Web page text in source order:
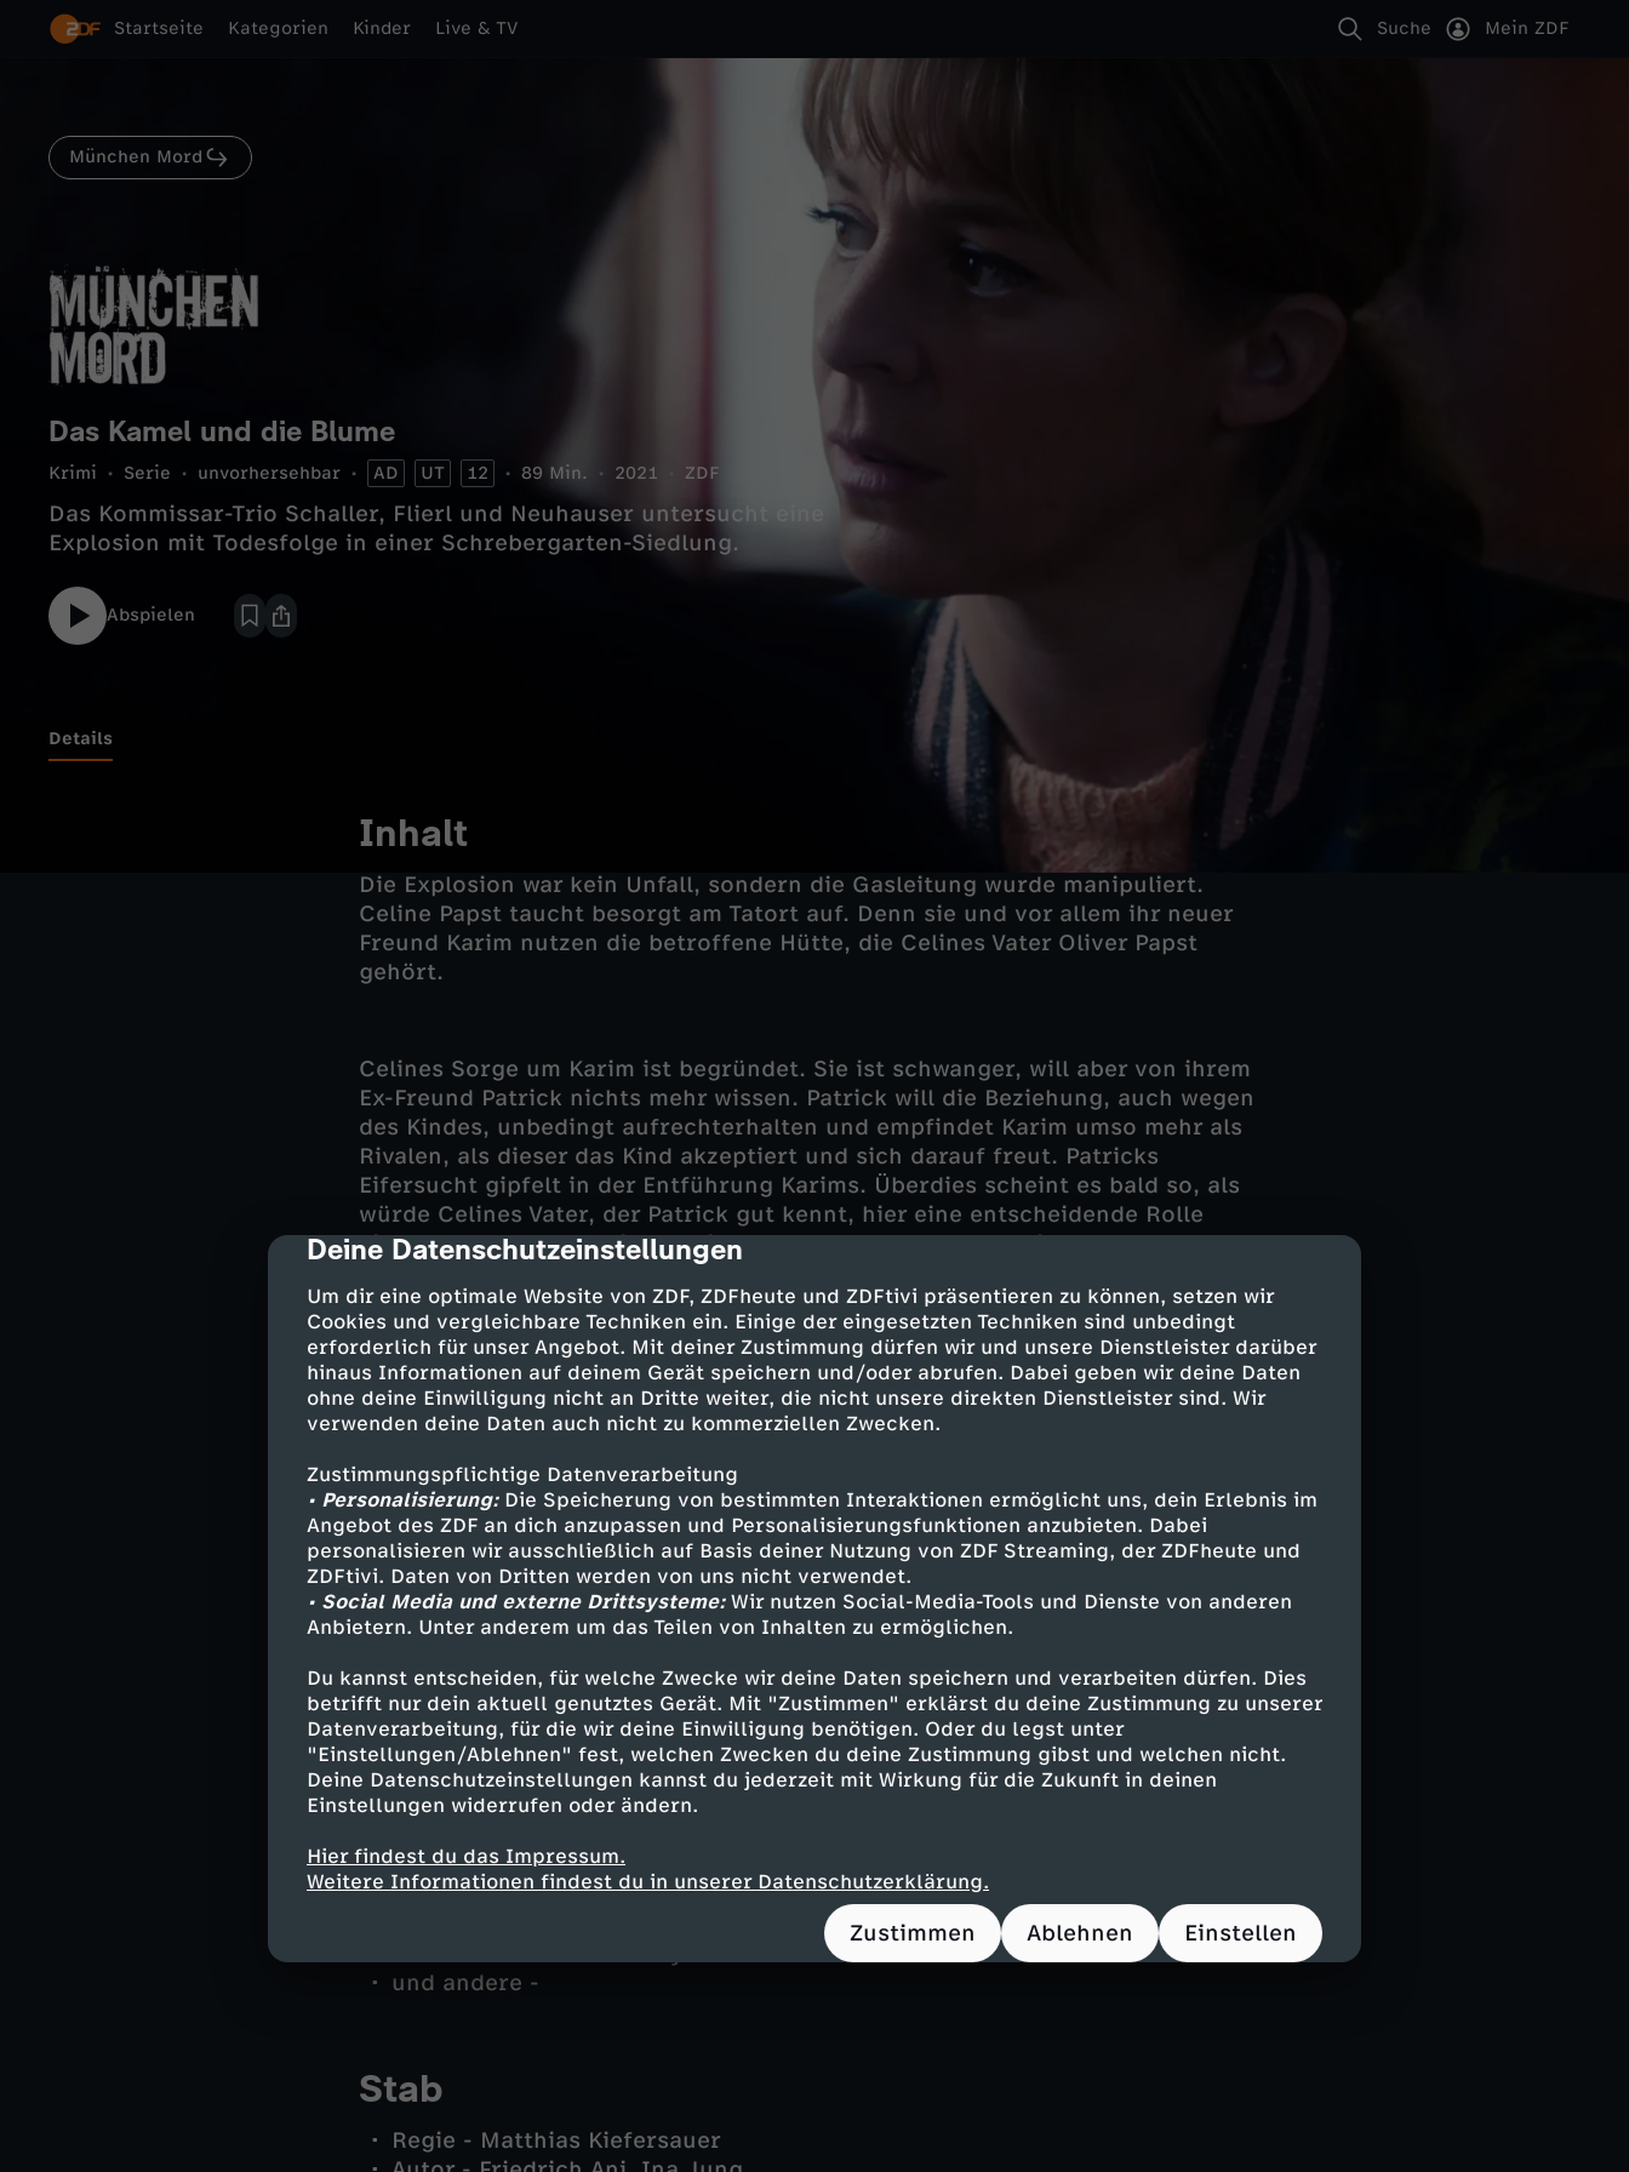
cmp-dialog-description
Deine Datenschutzeinstellungen
Um dir eine optimale Website von ZDF, ZDFheute und ZDFtivi präsentieren zu können, setzen wir
Cookies und vergleichbare Techniken ein. Einige der eingesetzten Techniken sind unbedingt
erforderlich für unser Angebot. Mit deiner Zustimmung dürfen wir und unsere Dienstleister darüber
hinaus Informationen auf deinem Gerät speichern und/oder abrufen. Dabei geben wir deine Daten
ohne deine Einwilligung nicht an Dritte weiter, die nicht unsere direkten Dienstleister sind. Wir
verwenden deine Daten auch nicht zu kommerziellen Zwecken.
Zustimmungspflichtige Datenverarbeitung
• Personalisierung:Die Speicherung von bestimmten Interaktionen ermöglicht uns, dein Erlebnis im
Angebot des ZDF an dich anzupassen und Personalisierungsfunktionen anzubieten. Dabei
personalisieren wir ausschließlich auf Basis deiner Nutzung von ZDF Streaming, der ZDFheute und
ZDFtivi. Daten von Dritten werden von uns nicht verwendet.
• Social Media und externe Drittsysteme:Wir nutzen Social-Media-Tools und Dienste von anderen
Anbietern. Unter anderem um das Teilen von Inhalten zu ermöglichen.
Du kannst entscheiden, für welche Zwecke wir deine Daten speichern und verarbeiten dürfen. Dies
betrifft nur dein aktuell genutztes Gerät. Mit "Zustimmen" erklärst du deine Zustimmung zu unserer
Datenverarbeitung, für die wir deine Einwilligung benötigen. Oder du legst unter
"Einstellungen/Ablehnen" fest, welchen Zwecken du deine Zustimmung gibst und welchen nicht.
Deine Datenschutzeinstellungen kannst du jederzeit mit Wirkung für die Zukunft in deinen
Einstellungen widerrufen oder ändern.
Hier findest du das Impressum.
Weitere Informationen findest du in unserer Datenschutzerklärung.
Zustimmen Ablehnen Einstellen
Startseite Kategorien Kinder Live & TV Suche Mein ZDF
München Mord
Das Kamel und die Blume
Krimi Serie unvorhersehbar AD UT 12 89 Min. 2021 ZDF
Das Kommissar-Trio Schaller, Flierl und Neuhauser untersucht eine
Explosion mit Todesfolge in einer Schrebergarten-Siedlung.
Abspielen
Details
Inhalt
Die Explosion war kein Unfall, sondern die Gasleitung wurde manipuliert.
Celine Papst taucht besorgt am Tatort auf. Denn sie und vor allem ihr neuer
Freund Karim nutzen die betroffene Hütte, die Celines Vater Oliver Papst
gehört.
Celines Sorge um Karim ist begründet. Sie ist schwanger, will aber von ihrem
Ex-Freund Patrick nichts mehr wissen. Patrick will die Beziehung, auch wegen
des Kindes, unbedingt aufrechterhalten und empfindet Karim umso mehr als
Rivalen, als dieser das Kind akzeptiert und sich darauf freut. Patricks
Eifersucht gipfelt in der Entführung Karims. Überdies scheint es bald so, als
würde Celines Vater, der Patrick gut kennt, hier eine entscheidende Rolle
einnehmen. Das Kommissar-Trio entdeckt nach und nach hinter der
Gasexplosion im Schrebergarten ein handfestes Liebes- und Familiendrama.
Derweil schlägt sich auch Angelika Flierl in Liebesdingen. Sie datet auf einer
Internetplattform, und erst als sie einen der Kandidaten trifft, wird sie stutzig
und bemerkt, dass sie einer polizeibekannten rechtsgesinnten Agentur
aufgesessen ist. Flierl bekommt heftigen Ärger mit Kriminaloberrat Zangel.
Darsteller
Angelika Flierl - Bernadette Heerwagen
Harald Neuhauser - Marcus Mittermeier
Helmut Zangel - Christoph Süß
Celine Papst - Lena Meckel
Patrick Schubert - Timur Bartels
Karim Baschir - Hassan Akkouch
Woita - Helmfried von Lüttichau
Roland Belling - Thomas Wenke
Jennifer Sandt - Melanie Mira
und andere -
Stab
Regie - Matthias Kiefersauer